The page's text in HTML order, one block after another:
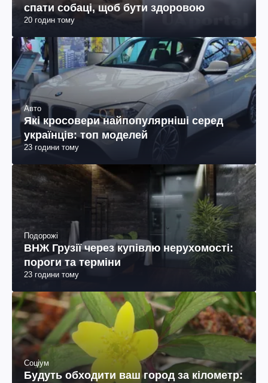
спати собаці, щоб бути здоровою
20 годин тому
Авто
Які кросовери найпопулярніші серед
українців: топ моделей
23 години тому
Подорожі
ВНЖ Грузії через купівлю нерухомості:
пороги та терміни
23 години тому
Соціум
Будуть обходити ваш город за кілометр: